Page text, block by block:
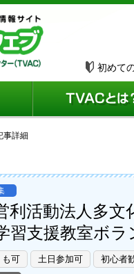
初めて
事詳細
利活動法人多文
習支援教室ボ
も可 土日参加可
初心者